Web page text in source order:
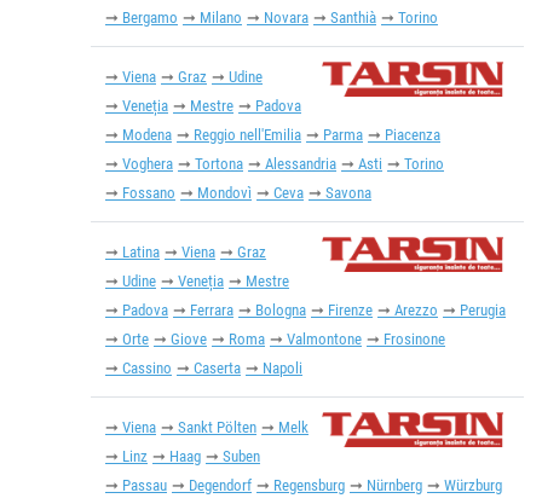
Bergamo
Milano Novara Santhià Torino
Viena Graz
Udine
Veneția
Mestre
Padova
Modena
Reggio nell'Emilia Parma
Piacenza
Voghera
Tortona Alessandria Asti
Torino
Fossano
Mondovì Ceva Savona
Latina Viena
Graz
Udine
Veneția
Mestre
Padova
Ferrara Bologna Firenze Arezzo
Perugia
Orte
Giove Roma Valmontone
Frosinone
Cassino
Caserta Napoli
Viena Sankt Pölten
Melk
Linz
Haag
Suben
Passau
Degendorf Regensburg Nürnberg
Würzburg